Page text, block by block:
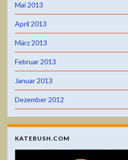
Mai 2013
April 2013
März 2013
Februar 2013
Januar 2013
Dezember 2012
KATEBUSH.COM